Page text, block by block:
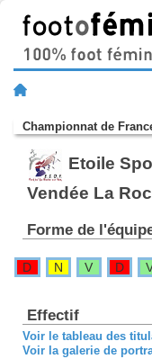
Championnat de
Etoile
Vendée La
Forme de
D N V D
Effectif
Voir le tableau des
Voir la galerie de